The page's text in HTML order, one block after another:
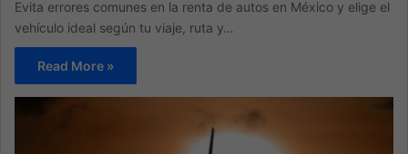
Evita errores comunes en la renta de autos en México y elige el
vehículo ideal según tu viaje, ruta y…
Read More »